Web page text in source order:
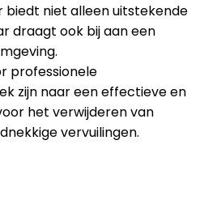
biedt niet alleen uitstekende
draagt ook bij aan een
professionele
zijn naar een effectieve en
het verwijderen van
vervuilingen.